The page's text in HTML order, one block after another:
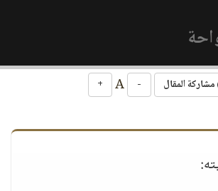
مشاركة المقال -
+